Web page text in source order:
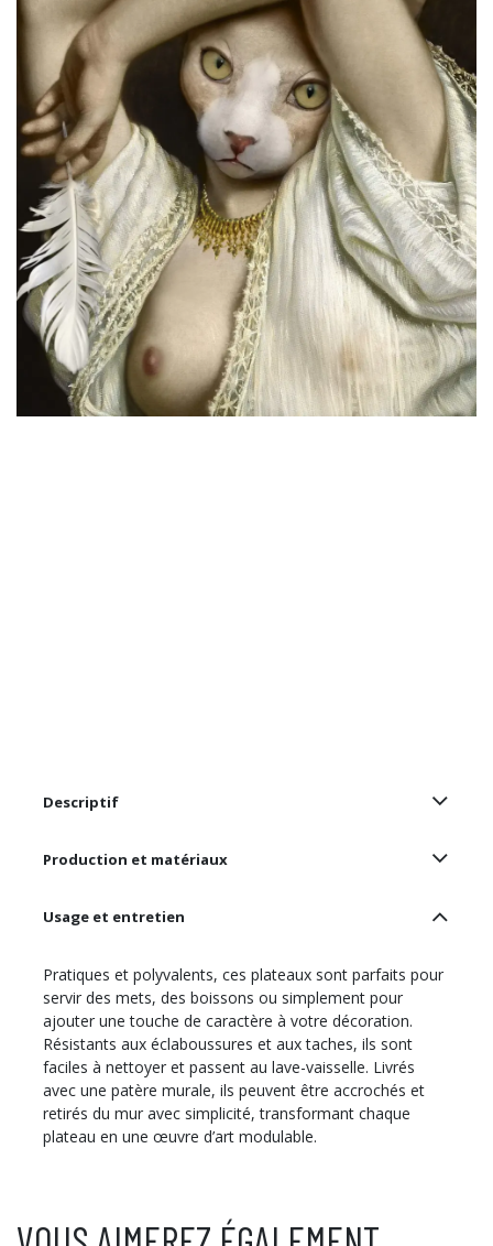
Descriptif
Production et matériaux
Usage et entretien
Pratiques et polyvalents, ces plateaux sont parfaits pour
servir des mets, des boissons ou simplement pour
ajouter une touche de caractère à votre décoration.
Résistants aux éclaboussures et aux taches, ils sont
faciles à nettoyer et passent au lave-vaisselle. Livrés
avec une patère murale, ils peuvent être accrochés et
retirés du mur avec simplicité, transformant chaque
plateau en une œuvre d’art modulable.